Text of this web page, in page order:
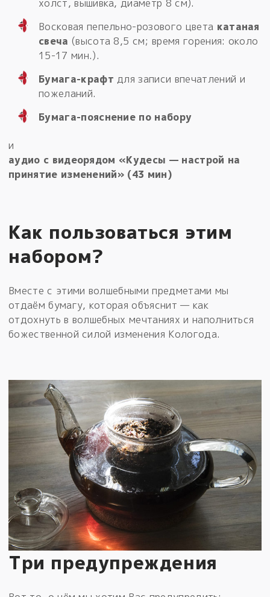
холст, вышивка, диаметр 8 см).
Восковая пепельно-розового цвета катаная
свеча (высота 8,5 см; время горения: около
15-17 мин.).
Бумага-крафт для записи впечатлений и
пожеланий.
Бумага-пояснение по набору
и
аудио с видеорядом «Кудесы — настрой на
принятие изменений» (43 мин)
Как пользоваться этим
набором?
Вместе с этими волшебными предметами мы
отдаём бумагу, которая объяснит — как
отдохнуть в волшебных мечтаниях и наполниться
божественной силой изменения Кологода.
Три предупреждения